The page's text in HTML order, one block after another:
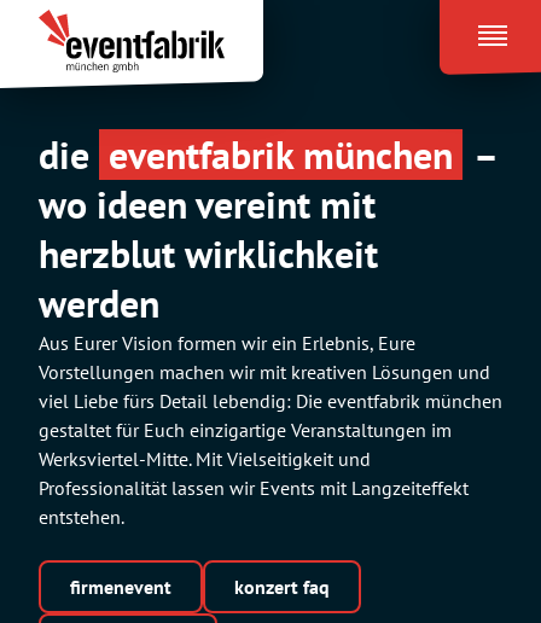
Inhalt
springen
Eventfabrik
München
die eventfabrik münchen –
wo ideen vereint mit
herzblut wirklichkeit
werden
Aus Eurer Vision formen wir ein Erlebnis, Eure
Vorstellungen machen wir mit kreativen Lösungen und
viel Liebe fürs Detail lebendig: Die eventfabrik münchen
gestaltet für Euch einzigartige Veranstaltungen im
Werksviertel-Mitte. Mit Vielseitigkeit und
Professionalität lassen wir Events mit Langzeiteffekt
entstehen.
firmenevent konzert faq